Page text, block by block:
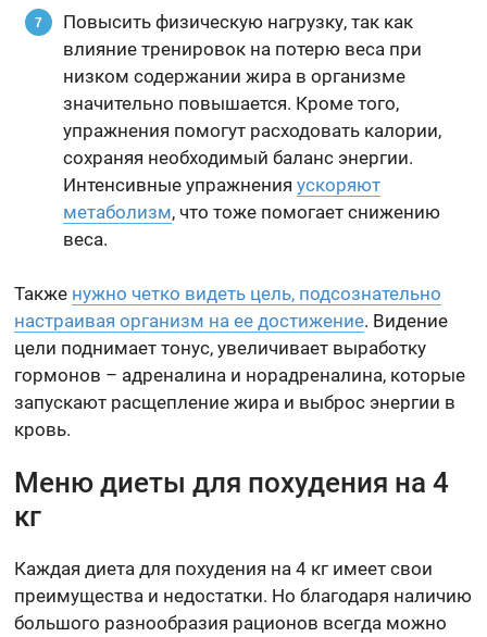
Повысить физическую нагрузку, так как
влияние тренировок на потерю веса при
низком содержании жира в организме
значительно повышается. Кроме того,
упражнения помогут расходовать калории,
сохраняя необходимый баланс энергии.
Интенсивные упражненияускоряют
метаболизм, что тоже помогает снижению
веса.
Также нужно четко видеть цель, подсознательно
настраивая организм на ее достижение. Видение
цели поднимает тонус, увеличивает выработку
гормонов – адреналина и норадреналина, которые
запускают расщепление жира и выброс энергии в
кровь.
Меню диеты для похудения на 4
кг
Каждая диета для похудения на 4 кг имеет свои
преимущества и недостатки. Но благодаря наличию
большого разнообразия рационов всегда можно